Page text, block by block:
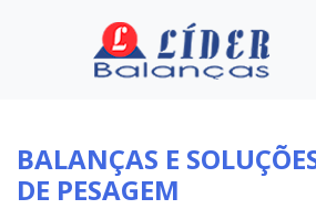
BALANÇAS E
DE PESAGEM